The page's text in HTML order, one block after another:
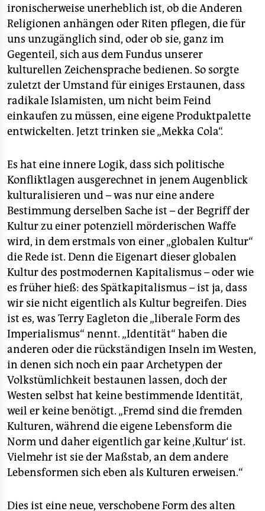
ironischerweise unerheblich ist, ob die Anderen
Religionen anhängen oder Riten pflegen, die für
uns unzugänglich sind, oder ob sie, ganz im
Gegenteil, sich aus dem Fundus unserer
kulturellen Zeichensprache bedienen. So sorgte
zuletzt der Umstand für einiges Erstaunen, dass
radikale Islamisten, um nicht beim Feind
einkaufen zu müssen, eine eigene Produktpalette
entwickelten. Jetzt trinken sie „Mekka Cola“.
Es hat eine innere Logik, dass sich politische
Konfliktlagen ausgerechnet in jenem Augenblick
kulturalisieren und – was nur eine andere
Bestimmung derselben Sache ist – der Begriff der
Kultur zu einer potenziell mörderischen Waffe
wird, in dem erstmals von einer „globalen Kultur“
die Rede ist. Denn die Eigenart dieser globalen
Kultur des postmodernen Kapitalismus – oder wie
es früher hieß: des Spätkapitalismus – ist ja, dass
wir sie nicht eigentlich als Kultur begreifen. Dies
ist es, was Terry Eagleton die „liberale Form des
Imperialismus“ nennt. „Identität“ haben die
anderen oder die rückständigen Inseln im Westen,
in denen sich noch ein paar Archetypen der
Volkstümlichkeit bestaunen lassen, doch der
Westen selbst hat keine bestimmende Identität,
weil er keine benötigt. „Fremd sind die fremden
Kulturen, während die eigene Lebensform die
Norm und daher eigentlich gar keine ‚Kultur‘ ist.
Vielmehr ist sie der Maßstab, an dem andere
Lebensformen sich eben als Kulturen erweisen.“
Dies ist eine neue, verschobene Form des alten